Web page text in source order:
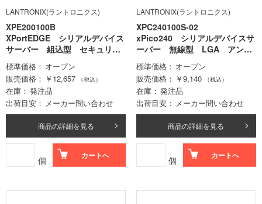
LANTRONIX(ラントロニクス)
XPE200100B
XPortEDGE シリアルデバイス
サーバー 組込型 セキュリテ
ィ強化タイプ
標準価格
オープン
販売価格
￥12,657 （税込）
在庫
発注品
出荷目安
メーカー問い合わせ
商品の詳細を見る
個 カートへ
LANTRONIX(ラントロニクス)
XPC240100S-02
xPico240 シリアルデバイスサ
ーバー 無線型 LGA アンテ
ナ外付け
標準価格
オープン
販売価格
￥9,140 （税込）
在庫
発注品
出荷目安
メーカー問い合わせ
商品の詳細を見る
個 カートへ